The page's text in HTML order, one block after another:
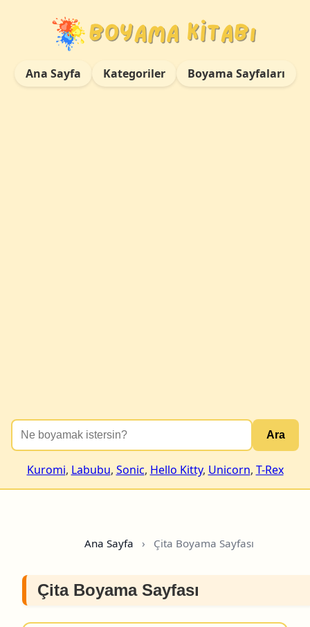
Ana Sayfa Kategoriler Boyama Sayfaları
Ara
Kuromi, Labubu, Sonic, Hello Kitty, Unicorn, T-Rex
Ana Sayfa › Çita Boyama Sayfası
Çita Boyama Sayfası